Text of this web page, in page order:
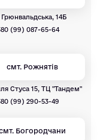
Грюнвальдська, 14Б
(99) 087-65-64
смт. Рожнятів
Стуса 15, ТЦ "Тандем"
(99) 290-53-49
Богородчани